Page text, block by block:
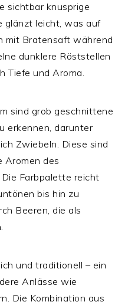
sichtbar knusprige
glänzt leicht, was auf
mit Bratensaft während
dunklere Röststellen
Tiefe und Aroma.
sind grob geschnittene
erkennen, darunter
Zwiebeln. Diese sind
Aromen des
Farbpalette reicht
bis hin zu
Beeren, die als
und traditionell – ein
Anlässe wie
Die Kombination aus